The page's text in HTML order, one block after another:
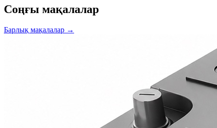
Соңғы мақалалар
Барлық мақалалар →